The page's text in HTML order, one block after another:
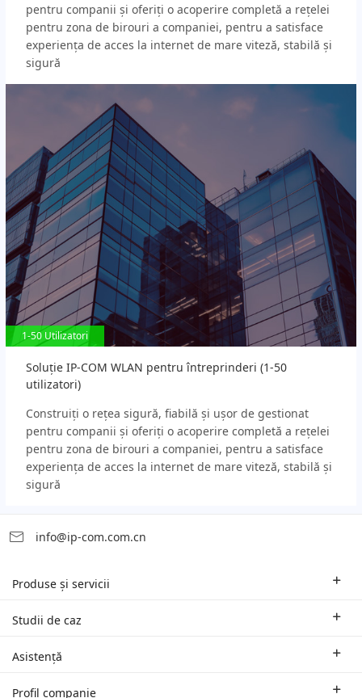
pentru companii și oferiți o acoperire completă a rețelei
pentru zona de birouri a companiei, pentru a satisface
experiența de acces la internet de mare viteză, stabilă și
sigură
1-50 Utilizatori
1-50 Utilizatori
Soluție IP-COM WLAN pentru întreprinderi (1-50
utilizatori)
Construiți o rețea sigură, fiabilă și ușor de gestionat
pentru companii și oferiți o acoperire completă a rețelei
pentru zona de birouri a companiei, pentru a satisface
experiența de acces la internet de mare viteză, stabilă și
sigură
info@ip-com.com.cn
Produse și servicii
Rutere pentru mediul de afaceri
Studii de caz
Soluții oferite în funcție de domeniul de activitate
Asistență
Sucursale și suport tehnic regional
Profil companie